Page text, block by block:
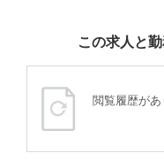
この求人と
閲覧履歴が